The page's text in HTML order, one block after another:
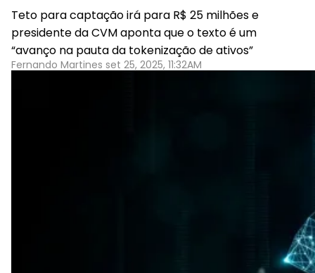
Teto para captação irá para R$ 25 milhões e
presidente da CVM aponta que o texto é um
“avanço na pauta da tokenização de ativos”
Fernando Martines set 25, 2025, 11:32AM